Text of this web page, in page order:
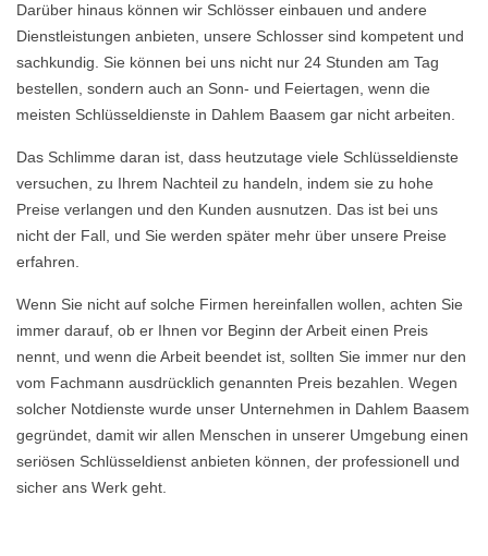
Darüber hinaus können wir Schlösser einbauen und andere
Dienstleistungen anbieten, unsere Schlosser sind kompetent und
sachkundig. Sie können bei uns nicht nur 24 Stunden am Tag
bestellen, sondern auch an Sonn- und Feiertagen, wenn die
meisten Schlüsseldienste in Dahlem Baasem gar nicht arbeiten.
Das Schlimme daran ist, dass heutzutage viele Schlüsseldienste
versuchen, zu Ihrem Nachteil zu handeln, indem sie zu hohe
Preise verlangen und den Kunden ausnutzen. Das ist bei uns
nicht der Fall, und Sie werden später mehr über unsere Preise
erfahren.
Wenn Sie nicht auf solche Firmen hereinfallen wollen, achten Sie
immer darauf, ob er Ihnen vor Beginn der Arbeit einen Preis
nennt, und wenn die Arbeit beendet ist, sollten Sie immer nur den
vom Fachmann ausdrücklich genannten Preis bezahlen. Wegen
solcher Notdienste wurde unser Unternehmen in Dahlem Baasem
gegründet, damit wir allen Menschen in unserer Umgebung einen
seriösen Schlüsseldienst anbieten können, der professionell und
sicher ans Werk geht.